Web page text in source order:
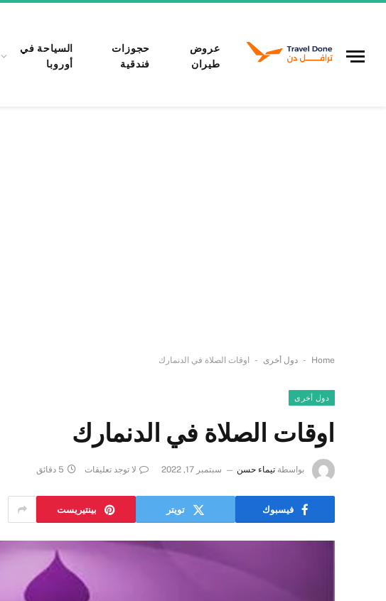
عروض
طيران
حجوزات
فندقية
السياحة في
أوروبا
Home
- دول أخرى - اوقات الصلاة في الدنمارك
دول أخرى
اوقات الصلاة في الدنمارك
بواسطة تيماء حسن سبتمبر 17, 2022 لا توجد تعليقات 5 دقائق
فيسبوك تويتر بينتيريست